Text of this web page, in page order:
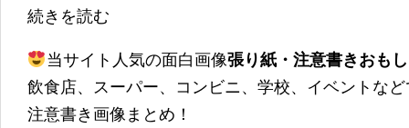
続きを読む
当サイト人気の面白画像張り紙・注意書きおも
飲食店、スーパー、コンビニ、学校、イベントな
注意書き画像まとめ！